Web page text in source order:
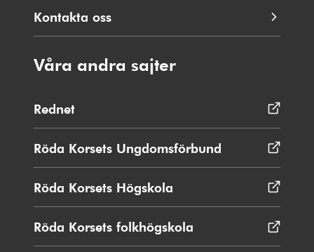
Kontakta oss
Våra andra sajter
Rednet
i
nytt
fönster
Röda Korsets Ungdomsförbund Öppnas
i
Röda Korsets Högskola
i
nytt
fönster
Röda Korsets folkhögskola
i